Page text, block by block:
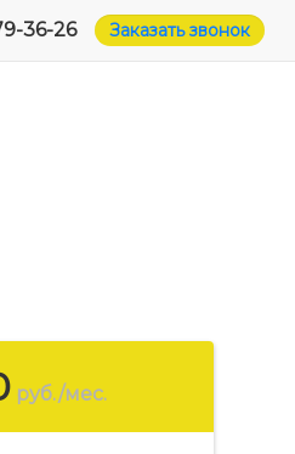
Заказать звонок
36-26
руб./мес.